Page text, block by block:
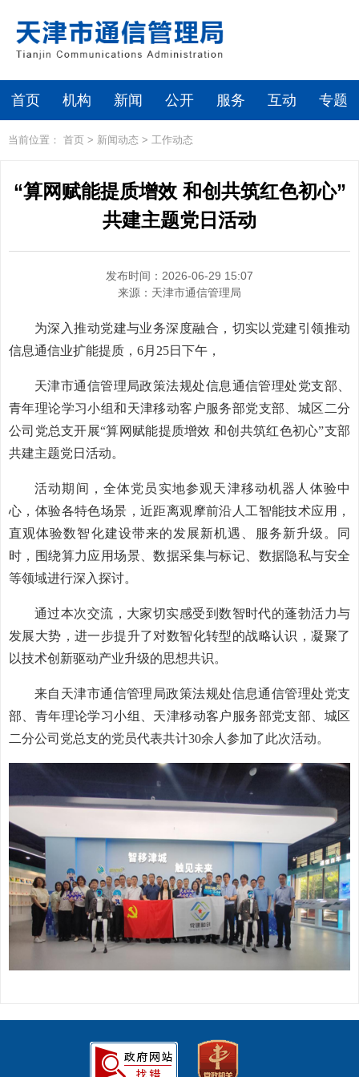
首页 机构 新闻 公开 服务 互动 专题
当前位置： 首页 > 新闻动态 > 工作动态
“算网赋能提质增效 和创共筑红色初心”
共建主题党日活动
发布时间：2026-06-29 15:07
来源： 天津市通信管理局
为深入推动党建与业务深度融合，切实以党建引领推动
信息通信业扩能提质，6月25日下午，
天津市通信管理局政策法规处信息通信管理处党支部、
青年理论学习小组和天津移动客户服务部党支部、城区二分
公司党总支开展“算网赋能提质增效 和创共筑红色初心”支部
共建主题党日活动。
活动期间，全体党员实地参观天津移动机器人体验中
心，体验各特色场景，近距离观摩前沿人工智能技术应用，
直观体验数智化建设带来的发展新机遇、服务新升级。同
时，围绕算力应用场景、数据采集与标记、数据隐私与安全
等领域进行深入探讨。
通过本次交流，大家切实感受到数智时代的蓬勃活力与
发展大势，进一步提升了对数智化转型的战略认识，凝聚了
以技术创新驱动产业升级的思想共识。
来自天津市通信管理局政策法规处信息通信管理处党支
部、青年理论学习小组、天津移动客户服务部党支部、城区
二分公司党总支的党员代表共计30余人参加了此次活动。